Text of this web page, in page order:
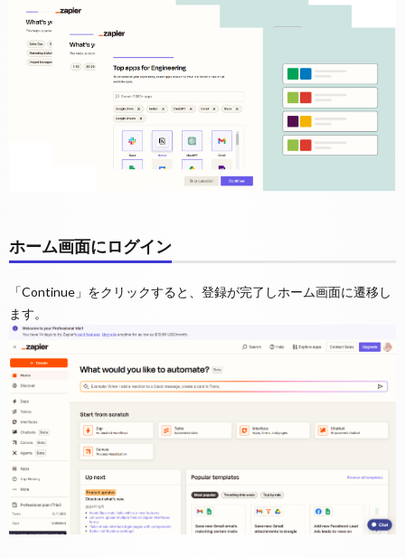
ホーム画面にログイン
「Continue」をクリックすると、登録が完了しホーム画面に遷移し
ます。